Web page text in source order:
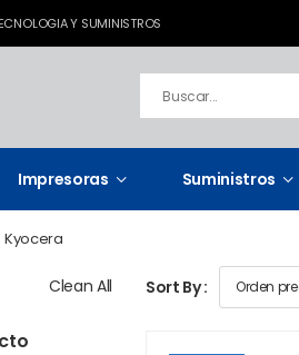
Y SUMINISTROS
Impresoras Suministros
Kyocera
Clean All Sort By :